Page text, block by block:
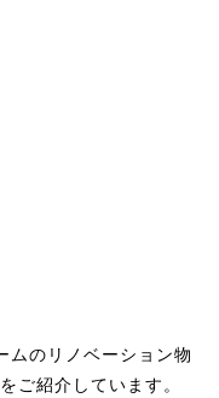
のリノベーション物
ご紹介しています。